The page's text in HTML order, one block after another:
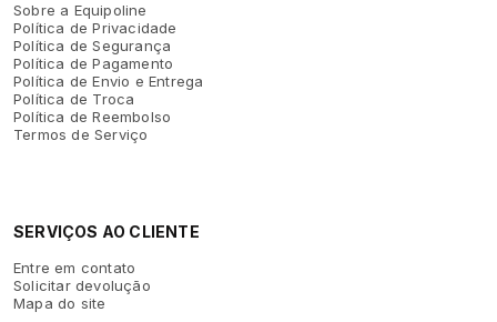
Sobre a Equipoline
Política de Privacidade
Política de Segurança
Política de Pagamento
Política de Envio e Entrega
Política de Troca
Política de Reembolso
Termos de Serviço
SERVIÇOS AO CLIENTE
Entre em contato
Solicitar devolução
Mapa do site